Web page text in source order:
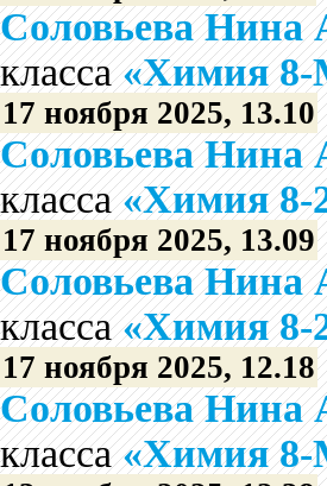
Соловьева Нина
класса«Химия
17 ноября 2025, 13.10
Соловьева Нина
класса«Химия 8-
17 ноября 2025, 13.09
Соловьева Нина
класса«Химия 8-
17 ноября 2025, 12.18
Соловьева Нина
класса«Химия